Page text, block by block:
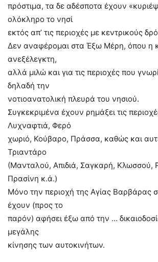
πρόστιμα, τα δε αδέσποτα έχουν
ολόκληρο το νησί
εκτός απ’ τις περιοχές με κεντρικούς
Δεν αναφέρομαι στα Έξω Μέρη, όπου η
ανεξέλεγκτη,
αλλά μιλώ και για τις περιοχές που
δηλαδή την
νοτιοανατολική πλευρά του νησιού.
Συγκεκριμένα έχουν ρημάξει τις
Λυχναφτιά, Φερό
χωριό, Κούβαρο, Πράσσα, καθώς και
Τριαντάρο
(Μανταλού, Απιδιά, Σαγκαρή, Κλωσσού,
Πρασίνη κ.ά.)
Μόνο την περιοχή της Αγίας Βαρβάρας
έχουν (προς το
παρόν) αφήσει έξω από την …
μεγάλης
κίνησης των αυτοκινήτων.